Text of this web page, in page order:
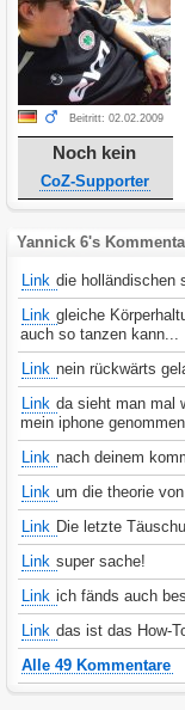
Beitritt: 02.02.2009
Noch kein
CoZ-Supporter
Yannick 6's
Link die holländischen
Link gleiche
auch so tanzen kann...
Link nein rückwärts
Link da sieht man mal
mein iphone
Link nach deinem
Link um die theorie
Link Die letzte
Link super sache!
Link ich fänds auch
Link das ist das How-
Alle 49 Kommentare